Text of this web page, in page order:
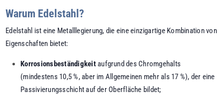
Warum Edelstahl?
Edelstahl ist eine Metalllegierung, die eine einzigartige Kombination von
Eigenschaften bietet:
Korrosionsbeständigkeitaufgrund des Chromgehalts
(mindestens 10,5 %, aber im Allgemeinen mehr als 17 %), der eine
Passivierungsschicht auf der Oberfläche bildet;